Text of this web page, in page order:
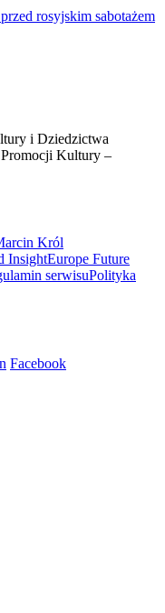
rosyjskim sabotażem
i Dziedzictwa
Kultury –
Król
InsightEurope Future
serwisuPolityka
Facebook